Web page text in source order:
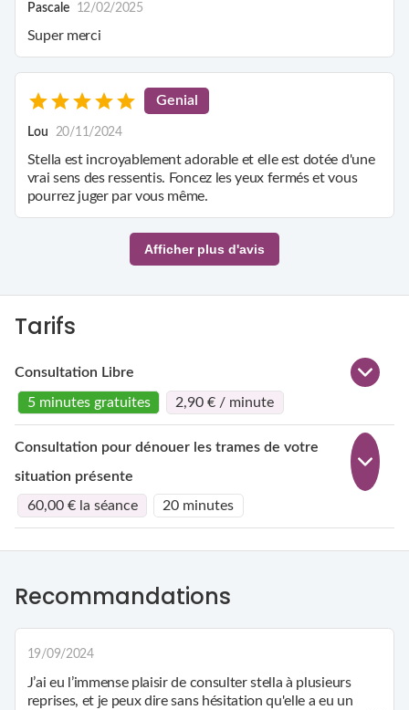
Pascale 12/02/2025
Super merci
Genial
Lou 20/11/2024
Stella est incroyablement adorable et elle est dotée d'une
vrai sens des ressentis. Foncez les yeux fermés et vous
pourrez juger par vous même.
Afficher plus d'avis
Tarifs
Consultation Libre
5 minutes gratuites 2,90 € / minute
Consultation pour dénouer les trames de votre
situation présente
60,00 € la séance 20 minutes
Recommandations
19/09/2024
J’ai eu l’immense plaisir de consulter stella à plusieurs
reprises, et je peux dire sans hésitation qu'elle a eu un